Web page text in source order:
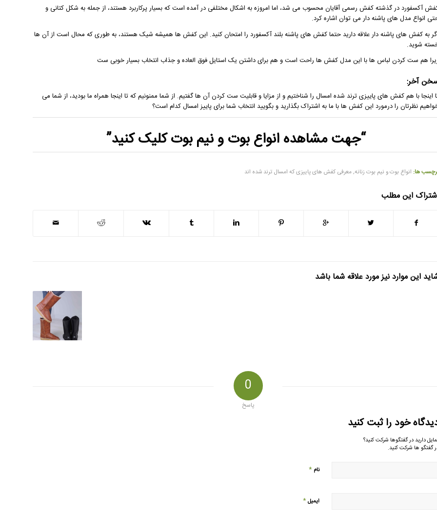
آکسفورد در گذشته کفش رسمی آقایان محسوب می شد، اما امروزه به اشکال مختلفی در آمده است که بسیار پرکاربرد هستند، از جمله به شکل کتانی و
انواع مدل های پاشنه دار می توان اشاره کرد.
به کفش های پاشنه دار علاقه دارید حتما کفش های پاشنه بلند آکسفورد را امتحان کنید. این کفش ها همیشه شیک هستند، به طوری که محال است از آن ها
شوید.
هم ست کردن لباس ها با این مدل کفش ها راحت است و هم برای داشتن یک استایل فوق العاده و جذاب انتخاب بسیار خوبی ست
آخر:
اینجا با هم کفش های پاییزی ترند شده امسال را شناختیم و از مزایا و قابلیت ست کردن آن ها گفتیم. از شما ممنونیم که تا اینجا همراه ما بودید، از شما می
نظرتان را درمورد این کفش ها با ما به اشتراک بگذارید و بگویید انتخاب شما برای پاییز امسال کدام است؟
“جهت مشاهدهانواع بوت و نیم بوتکلیک کنید”
ها: انواع بوت و نیم بوت زنانه,معرفی کفش های پاییزی که امسال ترند شده اند
این مطلب
این موارد نیز مورد علاقه شما باشد
0
پاسخ
خود را ثبت کنید
دارید در گفتگوها شرکت کنید؟
گفتگو ها شرکت کنید.
نام *
ایمیل*